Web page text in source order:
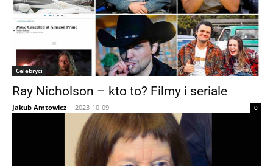
Celebryci
Ray Nicholson – kto to? Filmy i seriale
Jakub Amtowicz - 2023-10-09 0